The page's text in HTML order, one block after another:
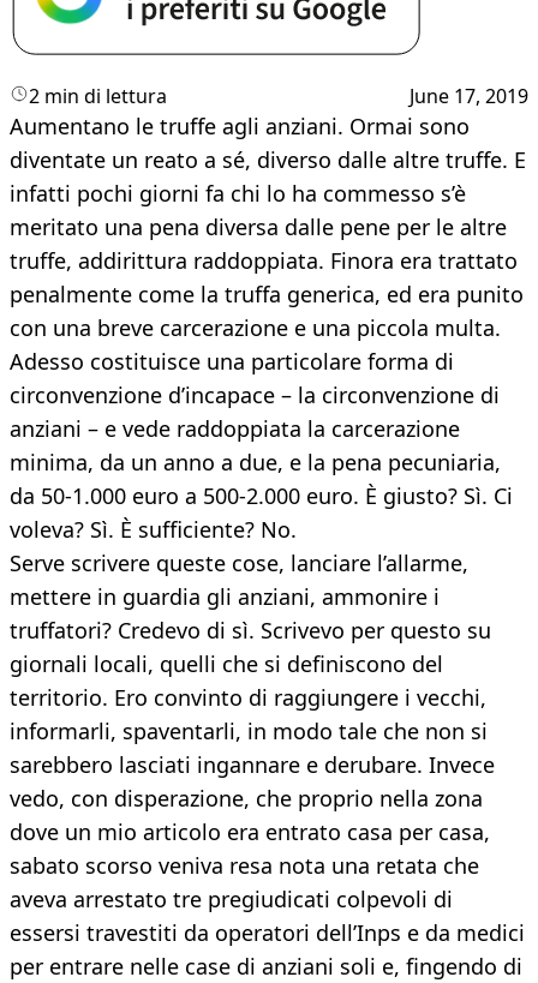
2 min di lettura June 17, 2019
Aumentano le truffe agli anziani. Ormai sono
diventate un reato a sé, diverso dalle altre truffe. E
infatti pochi giorni fa chi lo ha commesso s’è
meritato una pena diversa dalle pene per le altre
truffe, addirittura raddoppiata. Finora era trattato
penalmente come la truffa generica, ed era punito
con una breve carcerazione e una piccola multa.
Adesso costituisce una particolare forma di
circonvenzione d’incapace – la circonvenzione di
anziani – e vede raddoppiata la carcerazione
minima, da un anno a due, e la pena pecuniaria,
da 50-1.000 euro a 500-2.000 euro. È giusto? Sì. Ci
voleva? Sì. È sufficiente? No.
Serve scrivere queste cose, lanciare l’allarme,
mettere in guardia gli anziani, ammonire i
truffatori? Credevo di sì. Scrivevo per questo su
giornali locali, quelli che si definiscono del
territorio. Ero convinto di raggiungere i vecchi,
informarli, spaventarli, in modo tale che non si
sarebbero lasciati ingannare e derubare. Invece
vedo, con disperazione, che proprio nella zona
dove un mio articolo era entrato casa per casa,
sabato scorso veniva resa nota una retata che
aveva arrestato tre pregiudicati colpevoli di
essersi travestiti da operatori dell’Inps e da medici
per entrare nelle case di anziani soli e, fingendo di